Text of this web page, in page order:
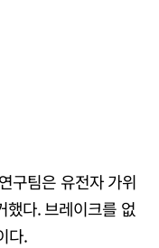
구팀은 유전자 가위
했다. 브레이크를 없
다.